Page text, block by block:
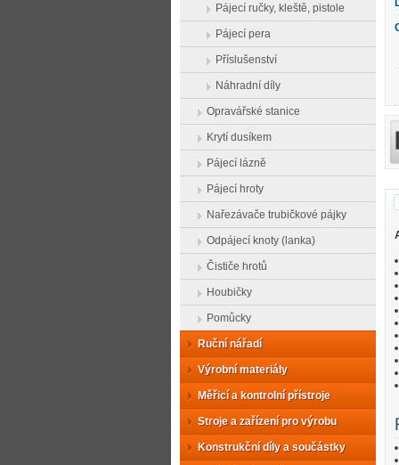
Pájecí ručky, kleště, pistole
Pájecí pera
Příslušenství
Náhradní díly
Opravářské stanice
Krytí dusíkem
Pájecí lázně
Pájecí hroty
Nařezávače trubičkové pájky
Odpájecí knoty (lanka)
Čističe hrotů
Houbičky
Pomůcky
Ruční nářadí
Výrobní materiály
Měřicí a kontrolní přístroje
Stroje a zařízení pro výrobu
Konstrukční díly a součástky